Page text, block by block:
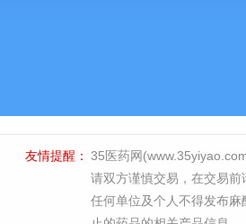
友情提醒： 35医药网
请双方谨慎交易，在交易
任何单位及个人不得发布